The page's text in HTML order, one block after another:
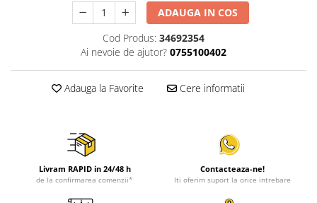
ADAUGA IN COS
Cod Produs: 34692354
Ai nevoie de ajutor? 0755100402
Adauga la Favorite Cere informatii
Livram RAPID in 24/48 h
de la confirmarea comenzii*
Contacteaza-ne!
Iti oferim suport la orice intrebare